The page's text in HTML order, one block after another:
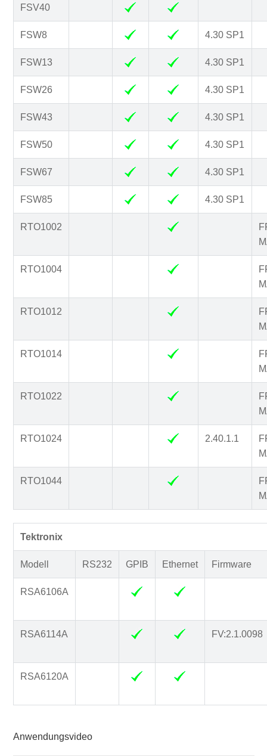
FSV40
FSW8 4.30 SP1
FSW13 4.30 SP1
FSW26 4.30 SP1
FSW43 4.30 SP1
FSW50 4.30 SP1
FSW67 4.30 SP1
FSW85 4.30 SP1
RTO1002
RTO1004
RTO1012
RTO1014
RTO1022
RTO1024 2.40.1.1
RTO1044
Tektronix
Modell RS232 GPIB Ethernet Firmware
RSA6106A
RSA6114A FV:2.1.0098
RSA6120A
Anwendungsvideo